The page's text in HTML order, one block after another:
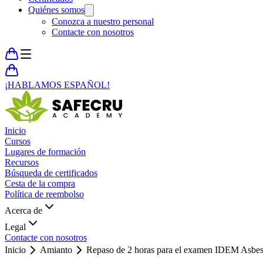
Quiénes somos
Conozca a nuestro personal
Contacte con nosotros
¡HABLAMOS ESPAÑOL!
Inicio
Cursos
Lugares de formación
Recursos
Búsqueda de certificados
Cesta de la compra
Política de reembolso
Acerca de
Legal
Contacte con nosotros
Inicio
Amianto Repaso de 2 horas para el examen IDEM